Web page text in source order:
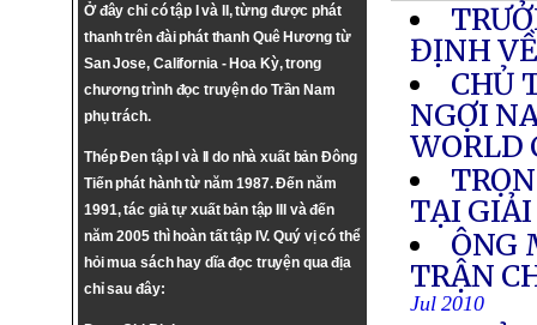
Ở đây chỉ có tập I và II, từng được phát
thanh trên đài phát thanh Quê Hương từ
San Jose, California - Hoa Kỳ, trong
chương trình đọc truyện do Trần Nam
phụ trách.
Thép Đen tập I và II do nhà xuất bản Đông
Tiến phát hành từ năm 1987. Đến năm
1991, tác giả tự xuất bản tập III và đến
năm 2005 thì hoàn tất tập IV. Quý vị có thể
hỏi mua sách hay dĩa đọc truyện qua địa
chỉ sau đây:
ĐỊNH
CHỦ
NGỢI
WORLD
TẠI GIẢI
ÔNG
TRẬN
Jul 2010